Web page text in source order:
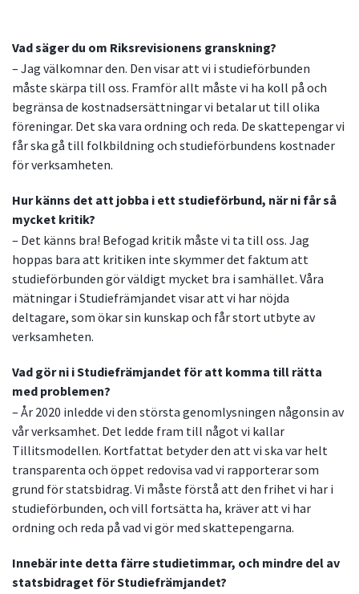
Vad säger du om Riksrevisionens granskning?
– Jag välkomnar den. Den visar att vi i studieförbunden
måste skärpa till oss. Framför allt måste vi ha koll på och
begränsa de kostnadsersättningar vi betalar ut till olika
föreningar. Det ska vara ordning och reda. De skattepengar vi
får ska gå till folkbildning och studieförbundens kostnader
för verksamheten.
Hur känns det att jobba i ett studieförbund, när ni får så
mycket kritik?
– Det känns bra! Befogad kritik måste vi ta till oss. Jag
hoppas bara att kritiken inte skymmer det faktum att
studieförbunden gör väldigt mycket bra i samhället. Våra
mätningar i Studiefrämjandet visar att vi har nöjda
deltagare, som ökar sin kunskap och får stort utbyte av
verksamheten.
Vad gör ni i Studiefrämjandet för att komma till rätta
med problemen?
– År 2020 inledde vi den största genomlysningen någonsin av
vår verksamhet. Det ledde fram till något vi kallar
Tillitsmodellen. Kortfattat betyder den att vi ska var helt
transparenta och öppet redovisa vad vi rapporterar som
grund för statsbidrag. Vi måste förstå att den frihet vi har i
studieförbunden, och vill fortsätta ha, kräver att vi har
ordning och reda på vad vi gör med skattepengarna.
Innebär inte detta färre studietimmar, och mindre del av
statsbidraget för Studiefrämjandet?